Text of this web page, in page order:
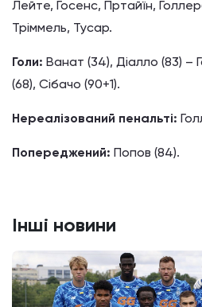
Лейте, Госенс, Пртайїн,
Тріммель, Тусар.
Голи: Ванат (34), Діалло (83) –
(68), Сібачо (90+1).
Нереалізований пенальті:
Попереджений: Попов (84).
Інші новини